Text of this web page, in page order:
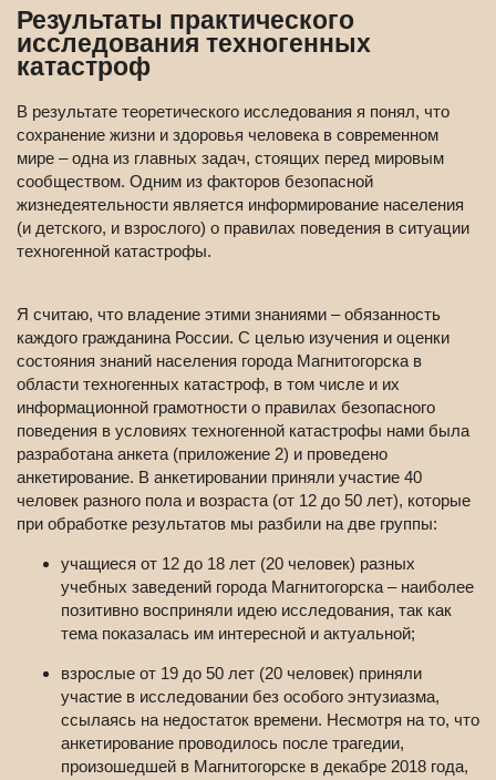
Результаты практического
исследования техногенных
катастроф
В результате теоретического исследования я понял, что
сохранение жизни и здоровья человека в современном
мире – одна из главных задач, стоящих перед мировым
сообществом. Одним из факторов безопасной
жизнедеятельности является информирование населения
(и детского, и взрослого) о правилах поведения в ситуации
техногенной катастрофы.
Я считаю, что владение этими знаниями – обязанность
каждого гражданина России. С целью изучения и оценки
состояния знаний населения города Магнитогорска в
области техногенных катастроф, в том числе и их
информационной грамотности о правилах безопасного
поведения в условиях техногенной катастрофы нами была
разработана анкета (приложение 2) и проведено
анкетирование. В анкетировании приняли участие 40
человек разного пола и возраста (от 12 до 50 лет), которые
при обработке результатов мы разбили на две группы:
учащиеся от 12 до 18 лет (20 человек) разных
учебных заведений города Магнитогорска – наиболее
позитивно восприняли идею исследования, так как
тема показалась им интересной и актуальной;
взрослые от 19 до 50 лет (20 человек) приняли
участие в исследовании без особого энтузиазма,
ссылаясь на недостаток времени. Несмотря на то, что
анкетирование проводилось после трагедии,
произошедшей в Магнитогорске в декабре 2018 года,